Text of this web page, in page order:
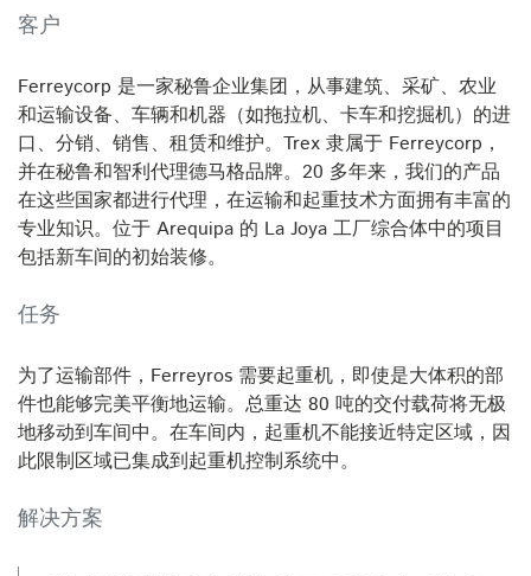
技
术
客户
Ferreycorp 是一家秘鲁企业集团，从事建筑、采矿、农业
和运输设备、车辆和机器（如拖拉机、卡车和挖掘机）的进
口、分销、销售、租赁和维护。Trex 隶属于 Ferreycorp，
并在秘鲁和智利代理德马格品牌。20 多年来，我们的产品
在这些国家都进行代理，在运输和起重技术方面拥有丰富的
专业知识。位于 Arequipa 的 La Joya 工厂综合体中的项目
包括新车间的初始装修。
任务
为了运输部件，Ferreyros 需要起重机，即使是大体积的部
件也能够完美平衡地运输。总重达 80 吨的交付载荷将无极
地移动到车间中。在车间内，起重机不能接近特定区域，因
此限制区域已集成到起重机控制系统中。
解决方案